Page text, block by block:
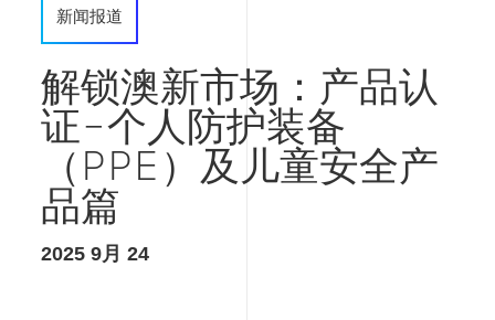
（PPE）
新闻报道
解锁澳新市场：产品认
证-个人防护装备
（PPE）及儿童安全产
品篇
2025 9月 24